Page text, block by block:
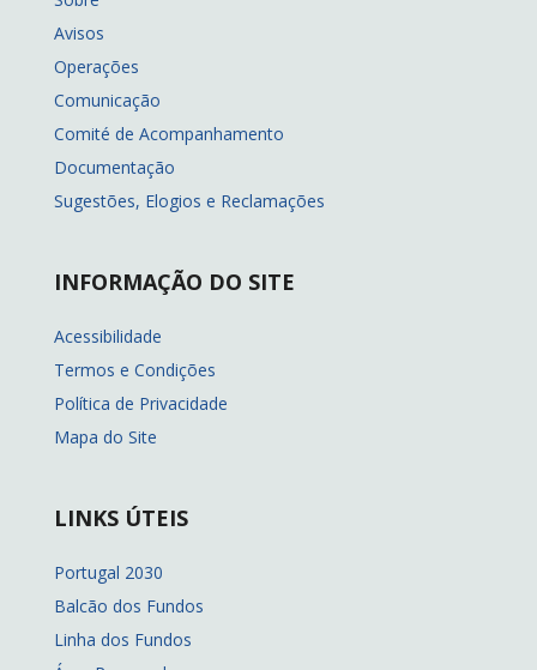
Avisos
Operações
Comunicação
Comité de Acompanhamento
Documentação
Sugestões, Elogios e Reclamações
INFORMAÇÃO DO SITE
Acessibilidade
Termos e Condições
Política de Privacidade
Mapa do Site
LINKS ÚTEIS
Portugal 2030
Balcão dos Fundos
Linha dos Fundos